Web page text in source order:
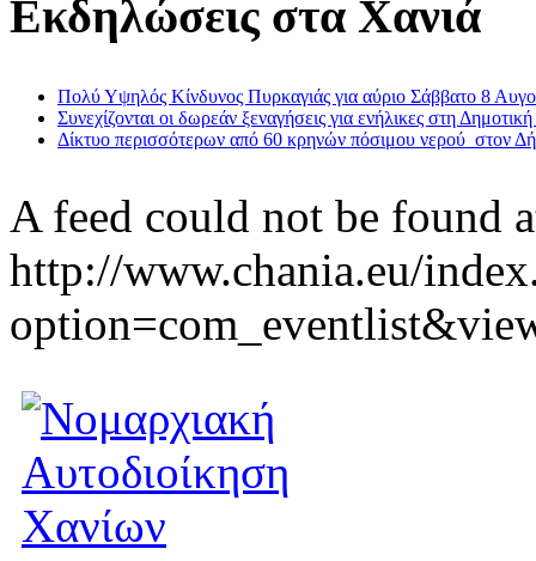
Εκδηλώσεις στα Χανιά
Πολύ Υψηλός Κίνδυνος Πυρκαγιάς για αύριο Σάββατο 8
Συνεχίζονται οι δωρεάν ξεναγήσεις για ενήλικες στη
Δίκτυο περισσότερων από 60 κρηνών πόσιμου νερού στον
A feed could not be found
http://www.chania.eu/